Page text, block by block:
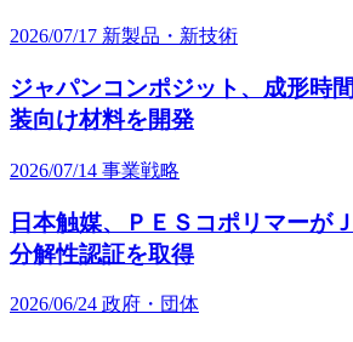
2026/07/17 新製品・新技術
ジャパンコンポジット、成形時
装向け材料を開発
2026/07/14 事業戦略
日本触媒、ＰＥＳコポリマーが
分解性認証を取得
2026/06/24 政府・団体